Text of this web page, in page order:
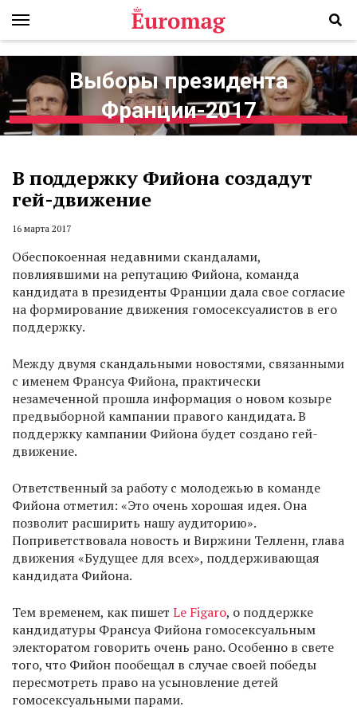
Выборы президента
Франции-2017
В поддержку Фийона создадут
гей-движение
16 марта 2017
Обеспокоенная недавними скандалами,
повлиявшими на репутацию Фийона, команда
кандидата в президенты Франции дала свое согласие
на формирование движения гомосексуалистов в его
поддержку.
Между двумя скандальными новостями, связанными
с именем Франсуа Фийона, практически
незамеченной прошла информация о новом козыре
предвыборной кампании правого кандидата. В
поддержку кампании Фийона будет создано гей-
движение.
Ответственный за работу с молодежью в команде
Фийона отметил: «Это очень хорошая идея. Она
позволит расширить нашу аудиторию».
Поприветствовала новость и Виржини Телленн, глава
движения «Будущее для всех», поддерживающая
кандидата Фийона.
Тем временем, как пишет Le Figaro, о поддержке
кандидатуры Франсуа Фийона гомосексуальным
электоратом говорить очень рано. Особенно в свете
того, что Фийон пообещал в случае своей победы
пересмотреть право на усыновление детей
гомосексуальными парами.